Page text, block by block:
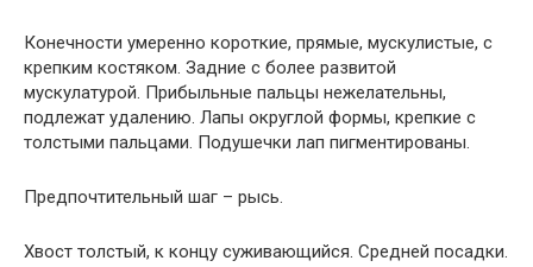
Конечности умеренно короткие, прямые, мускулистые, с
крепким костяком. Задние с более развитой
мускулатурой. Прибыльные пальцы нежелательны,
подлежат удалению. Лапы округлой формы, крепкие с
толстыми пальцами. Подушечки лап пигментированы.
Предпочтительный шаг – рысь.
Хвост толстый, к концу суживающийся. Средней посадки.